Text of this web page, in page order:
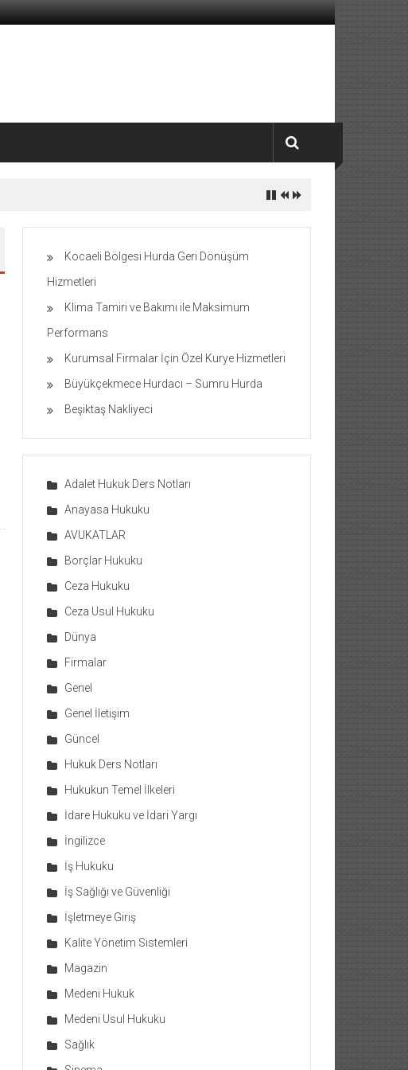
Kocaeli Bölgesi Hurda Geri Dönüşüm
Hizmetleri
Klima Tamiri ve Bakımı ile Maksimum
Performans
Kurumsal Firmalar İçin Özel Kurye Hizmetleri
Büyükçekmece Hurdacı – Sumru Hurda
Beşiktaş Nakliyeci
Adalet Hukuk Ders Notları
Anayasa Hukuku
AVUKATLAR
Borçlar Hukuku
Ceza Hukuku
Ceza Usul Hukuku
Dünya
Firmalar
Genel
Genel İletişim
Güncel
Hukuk Ders Notları
Hukukun Temel İlkeleri
İdare Hukuku ve İdari Yargı
İngilizce
İş Hukuku
İş Sağlığı ve Güvenliği
İşletmeye Giriş
Kalite Yönetim Sistemleri
Magazin
Medeni Hukuk
Medeni Usul Hukuku
Sağlık